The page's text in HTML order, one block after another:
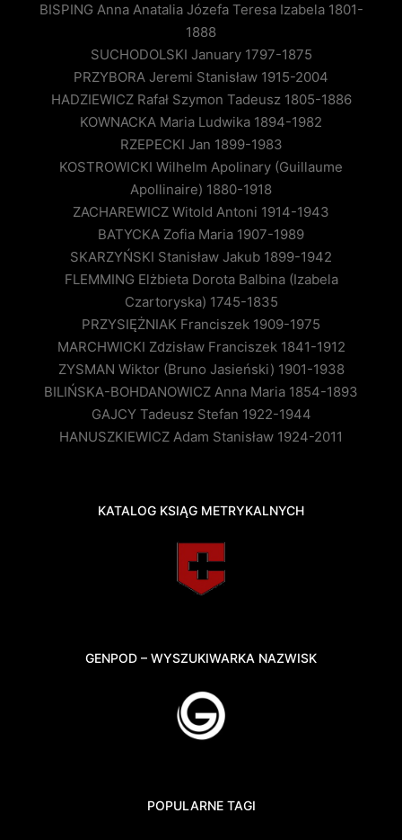
BISPING Anna Anatalia Józefa Teresa Izabela 1801-
1888
SUCHODOLSKI January 1797-1875
PRZYBORA Jeremi Stanisław 1915-2004
HADZIEWICZ Rafał Szymon Tadeusz 1805-1886
KOWNACKA Maria Ludwika 1894-1982
RZEPECKI Jan 1899-1983
KOSTROWICKI Wilhelm Apolinary (Guillaume
Apollinaire) 1880-1918
ZACHAREWICZ Witold Antoni 1914-1943
BATYCKA Zofia Maria 1907-1989
SKARZYŃSKI Stanisław Jakub 1899-1942
FLEMMING Elżbieta Dorota Balbina (Izabela
Czartoryska) 1745-1835
PRZYSIĘŻNIAK Franciszek 1909-1975
MARCHWICKI Zdzisław Franciszek 1841-1912
ZYSMAN Wiktor (Bruno Jasieński) 1901-1938
BILIŃSKA-BOHDANOWICZ Anna Maria 1854-1893
GAJCY Tadeusz Stefan 1922-1944
HANUSZKIEWICZ Adam Stanisław 1924-2011
KATALOG KSIĄG METRYKALNYCH
GENPOD – WYSZUKIWARKA NAZWISK
POPULARNE TAGI